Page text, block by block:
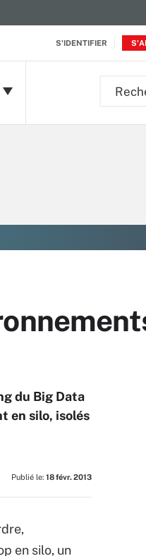
S'IDENTIFIER
du Big Data
en silo, isolés
Publié le: 18 févr. 2013
en silo, un